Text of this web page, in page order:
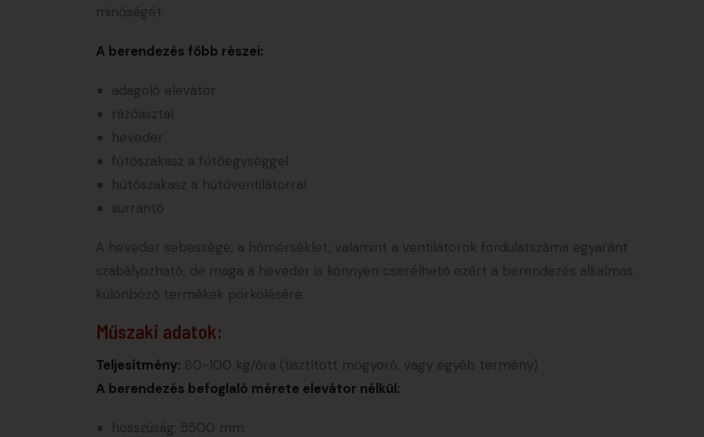
minőségét.
A berendezés főbb részei:
adagoló elevátor
rázóasztal
heveder
fűtőszakasz a fűtőegységgel
hűtőszakasz a hűtőventilátorral
surrantó
A heveder sebessége, a hőmérséklet, valamint a ventilátorok fordulatszáma egyaránt
szabályozható, de maga a heveder is könnyen cserélhető ezért a berendezés alkalmas
különböző termékek pörkölésére.
Műszaki adatok:
Teljesítmény: 80-100 kg/óra (tisztított mogyoró, vagy egyéb termény)
A berendezés befoglaló mérete elevátor nélkül:
hosszúság: 5500 mm